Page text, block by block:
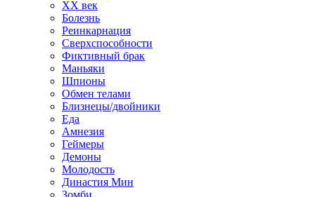
ХХ век
Болезнь
Реинкарнация
Сверхспособности
Фиктивный брак
Маньяки
Шпионы
Обмен телами
Близнецы/двойники
Еда
Амнезия
Геймеры
Демоны
Молодость
Династия Мин
Зомби